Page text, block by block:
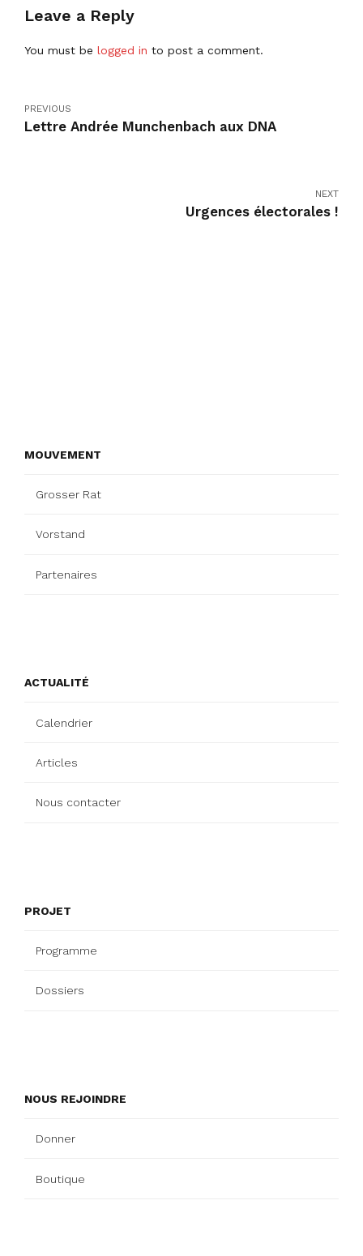
Leave a Reply
You must be logged in to post a comment.
PREVIOUS
Lettre Andrée Munchenbach aux DNA
NEXT
Urgences électorales !
MOUVEMENT
Grosser Rat
Vorstand
Partenaires
ACTUALITÉ
Calendrier
Articles
Nous contacter
PROJET
Programme
Dossiers
NOUS REJOINDRE
Donner
Boutique